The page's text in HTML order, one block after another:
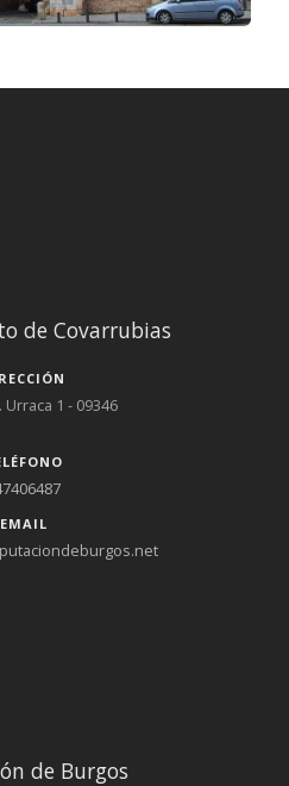
de Covarrubias
Urraca 1 - 09346
EMAIL
de Burgos